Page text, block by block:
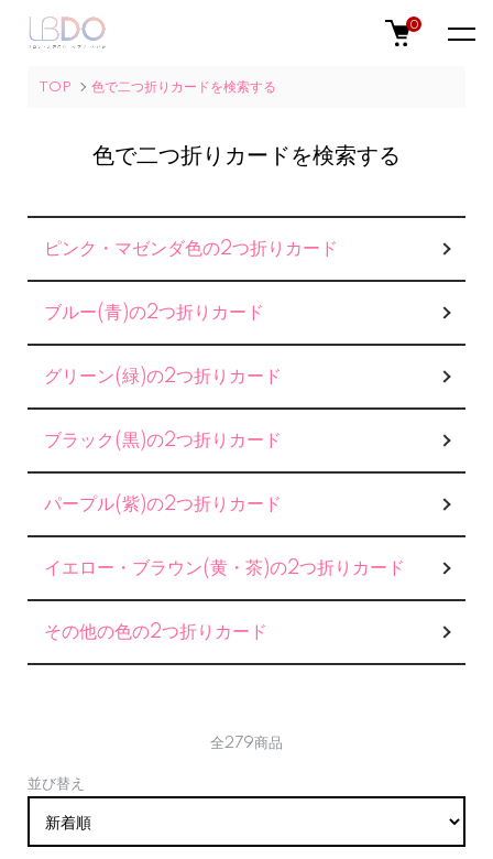
0
TOP 色で二つ折りカードを検索する
色で二つ折りカードを検索する
グループ一覧
ピンク・マゼンダ色の2つ折りカード
ブルー(青)の2つ折りカード
グリーン(緑)の2つ折りカード
ブラック(黒)の2つ折りカード
パープル(紫)の2つ折りカード
イエロー・ブラウン(黄・茶)の2つ折りカード
その他の色の2つ折りカード
全279商品
並び替え